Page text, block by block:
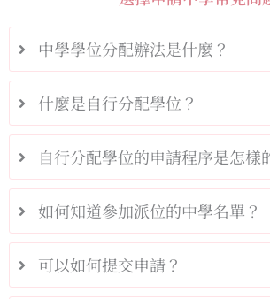
中學學位分配辦法是什麼？
什麼是自行分配學位？
自行分配學位的申請程序是怎樣
如何知道參加派位的中學名單？
可以如何提交申請？